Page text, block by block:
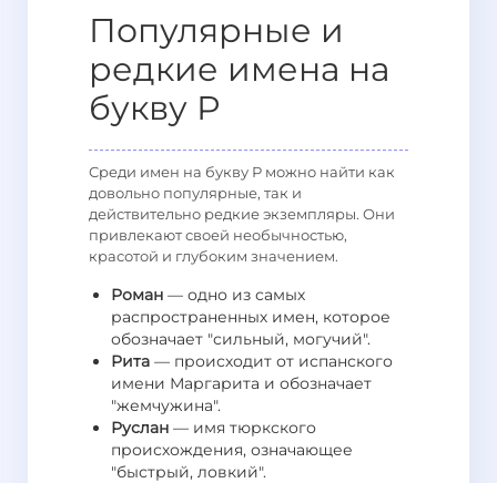
Популярные и
редкие имена на
букву Р
Среди имен на букву Р можно найти как
довольно популярные, так и
действительно редкие экземпляры. Они
привлекают своей необычностью,
красотой и глубоким значением.
Роман — одно из самых
распространенных имен, которое
обозначает "сильный, могучий".
Рита — происходит от испанского
имени Маргарита и обозначает
"жемчужина".
Руслан — имя тюркского
происхождения, означающее
"быстрый, ловкий".